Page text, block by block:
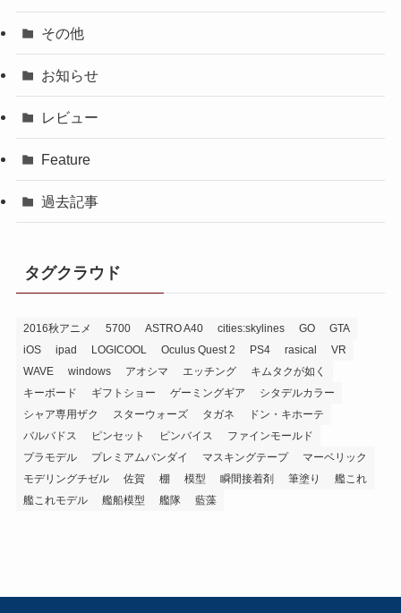
その他
お知らせ
レビュー
Feature
過去記事
タグクラウド
2016秋アニメ 5700 ASTRO A40 cities:skylines GO
GTA
iOS
ipad LOGICOOL Oculus Quest 2 PS4 rasical
VR
WAVE
windows アオシマ エッチング
キムタクが如く
キーボード
ギフトショー ゲーミングギア
シタデルカラー
シャア専用ザク
スターウォーズ タガネ
ドン・キホーテ
バルバドス
ピンセット ピンバイス
ファインモールド
プラモデル
プレミアムバンダイ マスキングテープ
マーベリック
モデリングチゼル
佐賀 棚 模型 瞬間接着剤 筆塗り
艦これ
艦これモデル
艦船模型 艦隊 藍藻